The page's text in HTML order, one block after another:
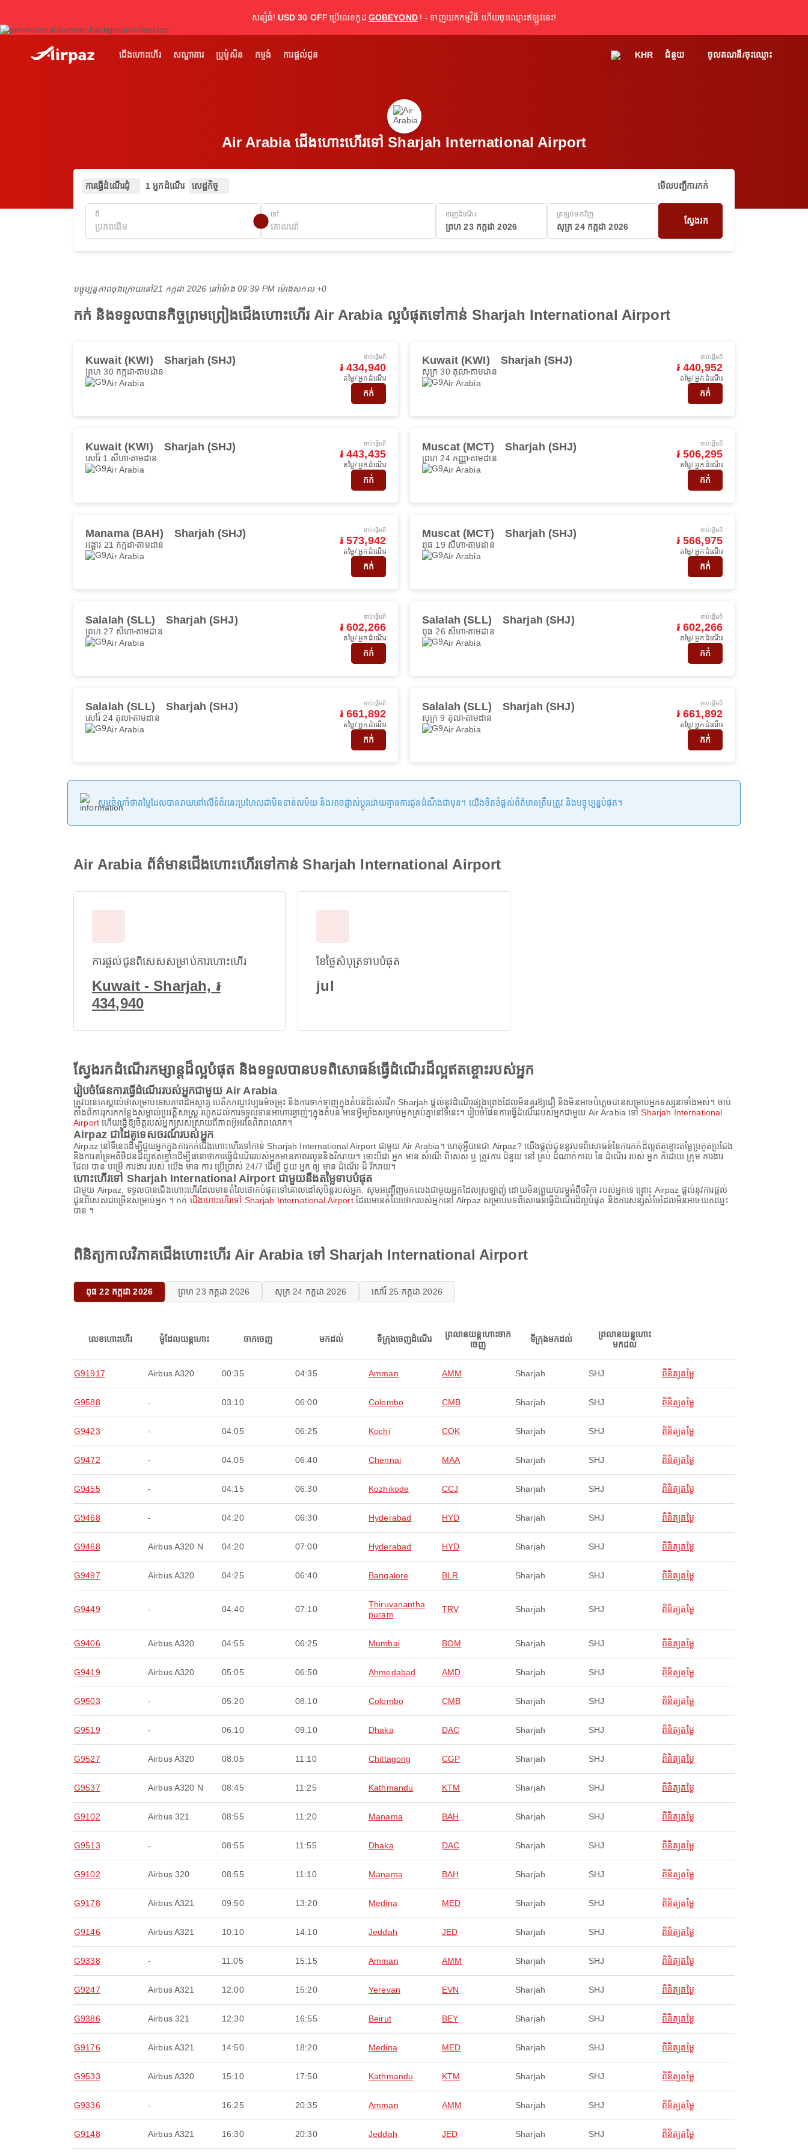
សន្សំធំ! USD 30 OFF ប្រើលេខកូដ GOBEYOND ! - ទាញយកកម្មវិធី ហើយចុះឈ្មោះឥឡូវនេះ!
ជើងហោះហើរ សណ្ឋាគារ ប្រូម៉ូសិន កម្មង់ ការផ្តល់ជូន KHR ជំនួយ ចូលគណនី/ចុះឈ្មោះ
Air Arabia ជើងហោះហើរទៅ Sharjah International Airport
ការធ្វើដំណើរជុំ 1 អ្នកដំណើរ សេដ្ឋកិច្ច មើលបញ្ជីការកក់
ពី ទៅ ចេញដំណើរ
ព្រហ 23 កក្កដា 2026
ត្រឡប់មកវិញ
សុក្រ 24 កក្កដា 2026
ស្វែងរក
បច្ចុប្បន្នភាពចុងក្រោយនៅ21 កក្កដា 2026 នៅ​ម៉ោង 09:39 PM ម៉ោង​សកល +0
កក់ និងទទួលបានកិច្ចព្រមព្រៀងជើងហោះហើរ Air Arabia ល្អបំផុតទៅកាន់ Sharjah International Airport
Kuwait (KWI) Sharjah (SHJ)
ព្រហ 30 កក្កដា តាមដាន
Air Arabia
ចាប់ផ្ដើមពី
៛ 434,940
តម្លៃ/ អ្នកដំណើរ
កក់
Kuwait (KWI) Sharjah (SHJ)
សុក្រ 30 តុលា តាមដាន
Air Arabia
ចាប់ផ្ដើមពី
៛ 440,952
តម្លៃ/ អ្នកដំណើរ
កក់
Kuwait (KWI) Sharjah (SHJ)
សៅរ៍ 1 សីហា តាមដាន
Air Arabia
ចាប់ផ្ដើមពី
៛ 443,435
តម្លៃ/ អ្នកដំណើរ
កក់
Muscat (MCT) Sharjah (SHJ)
ព្រហ 24 កញ្ញា តាមដាន
Air Arabia
ចាប់ផ្ដើមពី
៛ 506,295
តម្លៃ/ អ្នកដំណើរ
កក់
Manama (BAH) Sharjah (SHJ)
អង្គារ 21 កក្កដា តាមដាន
Air Arabia
ចាប់ផ្ដើមពី
៛ 573,942
តម្លៃ/ អ្នកដំណើរ
កក់
Muscat (MCT) Sharjah (SHJ)
ពុធ 19 សីហា តាមដាន
Air Arabia
ចាប់ផ្ដើមពី
៛ 566,975
តម្លៃ/ អ្នកដំណើរ
កក់
Salalah (SLL) Sharjah (SHJ)
ព្រហ 27 សីហា តាមដាន
Air Arabia
ចាប់ផ្ដើមពី
៛ 602,266
តម្លៃ/ អ្នកដំណើរ
កក់
Salalah (SLL) Sharjah (SHJ)
ពុធ 26 សីហា តាមដាន
Air Arabia
ចាប់ផ្ដើមពី
៛ 602,266
តម្លៃ/ អ្នកដំណើរ
កក់
Salalah (SLL) Sharjah (SHJ)
សៅរ៍ 24 តុលា តាមដាន
Air Arabia
ចាប់ផ្ដើមពី
៛ 661,892
តម្លៃ/ អ្នកដំណើរ
កក់
Salalah (SLL) Sharjah (SHJ)
សុក្រ 9 តុលា តាមដាន
Air Arabia
ចាប់ផ្ដើមពី
៛ 661,892
តម្លៃ/ អ្នកដំណើរ
កក់
សូមចំណាំថាតម្លៃដែលបានរាយនៅលើទំព័រនេះប្រហែលជាមិនទាន់សម័យ និងអាចផ្លាស់ប្តូរដោយគ្មានការជូនដំណឹងជាមុន។ យើងខិតខំផ្តល់ព័ត៌មានត្រឹមត្រូវ និងបច្ចុប្បន្នបំផុត។
Air Arabia ព័ត៌មានជើងហោះហើរទៅកាន់ Sharjah International Airport
ការផ្តល់ជូនពិសេសសម្រាប់ការហោះហើរ
Kuwait - Sharjah, ៛
434,940
ខែថ្លៃសំបុត្រទាបបំផុត
jul
ស្វែងរកដំណើរកម្សាន្តដ៏ល្អបំផុត និងទទួលបានបទពិសោធន៍ធ្វើដំណើរដ៏ល្អឥតខ្ចោះរបស់អ្នក
រៀបចំផែនការធ្វើដំណើររបស់អ្នកជាមួយ Air Arabia
ត្រូវបានគេស្គាល់ថាសម្រាប់ទេសភាពដ៏អស្ចារ្យ បេតិកភណ្ឌវប្បធម៌ចម្រុះ និងការទាក់ទាញក្នុងតំបន់ដ៏រស់រវើក Sharjah ផ្តល់នូវដំណើរផ្សងព្រេងដែលមិនគួរឱ្យជឿ និងមិនអាចបំភ្លេចបានសម្រាប់អ្នកទស្សនាទាំងអស់។ ចាប់
តាំងពីការរុករកកន្លែងសម្គាល់ប្រវត្តិសាស្ត្រ រហូតដល់ការទទួលទានអាហារឆ្ងាញ់ៗក្នុងតំបន់ មានអ្វីម្យ៉ាងសម្រាប់អ្នកគ្រប់គ្នានៅទីនេះ។ រៀបចំផែនការធ្វើដំណើររបស់អ្នកជាមួយ Air Arabia ទៅSharjah International
Airportហើយធ្វើឱ្យចិត្តរបស់អ្នកស្រស់ស្រាយពីភាពអ៊ូអរនៃពិភពលោក។
Airpaz ជាដៃគូទេសចរណ៍របស់អ្នក
Airpaz នៅទីនេះដើម្បីជួយអ្នកក្នុងការកក់ជើងហោះហើរទៅកាន់ Sharjah International Airport ជាមួយ Air Arabia។ ហេតុអ្វីបានជា Airpaz? យើងផ្តល់ជូននូវបទពិសោធន៍នៃការកក់ដ៏ល្អឥតខ្ចោះតម្លៃប្រកួតប្រជែង
និងការគាំទ្រអតិថិជនដ៏ល្អឥតខ្ចោះដើម្បីធានាថាការធ្វើដំណើររបស់អ្នកមានភាពរលូននិងរីករាយ។ ទោះបីជា អ្នក មាន សំណើ ពិសេស ឬ ត្រូវការ ជំនួយ នៅ គ្រប់ ដំណាក់កាល នៃ ដំណើរ របស់ អ្នក ក៏ដោយ ក្រុម ការងារ
ដែល បាន បម្រើ ការងារ របស់ យើង មាន ការ ប្រើប្រាស់ 24/7 ដើម្បី ជួយ អ្នក ឲ្យ មាន ដំណើរ ដ៏ រីករាយ។
ហោះហើរទៅ Sharjah International Airport ជាមួយនឹងតម្លៃទាបបំផុត
ជាមួយ Airpaz, ទទួលបានជើងហោះហើរដែលមានតំលៃថោកបំផុតទៅគោលដៅសុបិន្តរបស់អ្នក. សូមអញ្ជើញមកលេងជាមួយអ្នកដែលស្រឡាញ់ ដោយមិនព្រួយបារម្ភអំពីថវិកា របស់អ្នកទេ ព្រោះ Airpaz ផ្តល់នូវការផ្តល់
ជូនពិសេសជាច្រើនសម្រាប់អ្នក ។ កក់ ជើងហោះហើរទៅ Sharjah International Airportដែលមានតំលៃថោករបស់អ្នកនៅ Airpaz សម្រាប់បទពិសោធន៍ធ្វើដំណើរដ៏ល្អបំផុត និងការសន្សំសំចៃដែលមិនអាចយកឈ្នះ
បាន ។
ពិនិត្យកាលវិភាគជើងហោះហើរ Air Arabia ទៅ Sharjah International Airport
ពុធ 22 កក្កដា 2026 ព្រហ 23 កក្កដា 2026 សុក្រ 24 កក្កដា 2026 សៅរ៍ 25 កក្កដា 2026
លេខហោះហើរ ម៉ូដែលយន្តហោះ ចាកចេញ មកដល់ ទីក្រុងចេញដំណើរ
ព្រលានយន្តហោះចាក
ចេញ
ទីក្រុងមកដល់
ព្រលានយន្តហោះ
មកដល់
G91917 Airbus A320 00:35 04:35 Amman AMM Sharjah SHJ ពិនិត្យតម្លៃ
G9588 - 03:10 06:00 Colombo CMB Sharjah SHJ ពិនិត្យតម្លៃ
G9423 - 04:05 06:25 Kochi COK Sharjah SHJ ពិនិត្យតម្លៃ
G9472 - 04:05 06:40 Chennai MAA Sharjah SHJ ពិនិត្យតម្លៃ
G9455 - 04:15 06:30 Kozhikode CCJ Sharjah SHJ ពិនិត្យតម្លៃ
G9468 - 04:20 06:30 Hyderabad HYD Sharjah SHJ ពិនិត្យតម្លៃ
G9468 Airbus A320 N 04:20 07:00 Hyderabad HYD Sharjah SHJ ពិនិត្យតម្លៃ
G9497 Airbus A320 04:25 06:40 Bangalore BLR Sharjah SHJ ពិនិត្យតម្លៃ
G9449 - 04:40 07:10
Thiruvanantha
puram
TRV Sharjah SHJ ពិនិត្យតម្លៃ
G9406 Airbus A320 04:55 06:25 Mumbai BOM Sharjah SHJ ពិនិត្យតម្លៃ
G9419 Airbus A320 05:05 06:50 Ahmedabad AMD Sharjah SHJ ពិនិត្យតម្លៃ
G9503 - 05:20 08:10 Colombo CMB Sharjah SHJ ពិនិត្យតម្លៃ
G9519 - 06:10 09:10 Dhaka DAC Sharjah SHJ ពិនិត្យតម្លៃ
G9527 Airbus A320 08:05 11:10 Chittagong CGP Sharjah SHJ ពិនិត្យតម្លៃ
G9537 Airbus A320 N 08:45 11:25 Kathmandu KTM Sharjah SHJ ពិនិត្យតម្លៃ
G9102 Airbus 321 08:55 11:20 Manama BAH Sharjah SHJ ពិនិត្យតម្លៃ
G9513 - 08:55 11:55 Dhaka DAC Sharjah SHJ ពិនិត្យតម្លៃ
G9102 Airbus 320 08:55 11:10 Manama BAH Sharjah SHJ ពិនិត្យតម្លៃ
G9178 Airbus A321 09:50 13:20 Medina MED Sharjah SHJ ពិនិត្យតម្លៃ
G9146 Airbus A321 10:10 14:10 Jeddah JED Sharjah SHJ ពិនិត្យតម្លៃ
G9338 - 11:05 15:15 Amman AMM Sharjah SHJ ពិនិត្យតម្លៃ
G9247 Airbus A321 12:00 15:20 Yerevan EVN Sharjah SHJ ពិនិត្យតម្លៃ
G9386 Airbus 321 12:30 16:55 Beirut BEY Sharjah SHJ ពិនិត្យតម្លៃ
G9176 Airbus A321 14:50 18:20 Medina MED Sharjah SHJ ពិនិត្យតម្លៃ
G9533 Airbus A320 15:10 17:50 Kathmandu KTM Sharjah SHJ ពិនិត្យតម្លៃ
G9336 - 16:25 20:35 Amman AMM Sharjah SHJ ពិនិត្យតម្លៃ
G9148 Airbus A321 16:30 20:30 Jeddah JED Sharjah SHJ ពិនិត្យតម្លៃ